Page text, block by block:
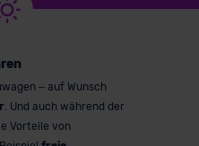
– auf Wunsch
. Und auch während der
Vorteile von